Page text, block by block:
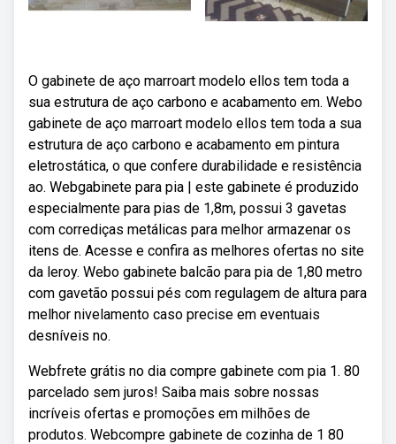
O gabinete de aço marroart modelo ellos tem toda a
sua estrutura de aço carbono e acabamento em. Webo
gabinete de aço marroart modelo ellos tem toda a sua
estrutura de aço carbono e acabamento em pintura
eletrostática, o que confere durabilidade e resistência
ao. Webgabinete para pia | este gabinete é produzido
especialmente para pias de 1,8m, possui 3 gavetas
com corrediças metálicas para melhor armazenar os
itens de. Acesse e confira as melhores ofertas no site
da leroy. Webo gabinete balcão para pia de 1,80 metro
com gavetão possui pés com regulagem de altura para
melhor nivelamento caso precise em eventuais
desníveis no.
Webfrete grátis no dia compre gabinete com pia 1. 80
parcelado sem juros! Saiba mais sobre nossas
incríveis ofertas e promoções em milhões de
produtos. Webcompre gabinete de cozinha de 1 80